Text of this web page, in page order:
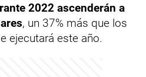
2022 ascenderán a
, un 37% más que los
ejecutará este año.